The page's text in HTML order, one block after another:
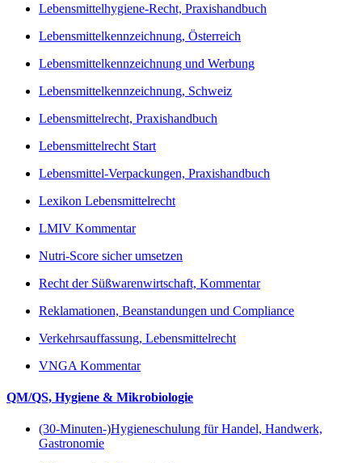
Lebensmittelhygiene-Recht, Praxishandbuch
Lebensmittelkennzeichnung, Österreich
Lebensmittelkennzeichnung und Werbung
Lebensmittelkennzeichnung, Schweiz
Lebensmittelrecht, Praxishandbuch
Lebensmittelrecht Start
Lebensmittel-Verpackungen, Praxishandbuch
Lexikon Lebensmittelrecht
LMIV Kommentar
Nutri-Score sicher umsetzen
Recht der Süßwarenwirtschaft, Kommentar
Reklamationen, Beanstandungen und Compliance
Verkehrsauffassung, Lebensmittelrecht
VNGA Kommentar
QM/QS, Hygiene & Mikrobiologie
(30-Minuten-)Hygieneschulung für Handel, Handwerk,
Gastronomie